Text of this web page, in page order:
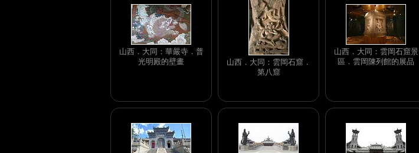
山西．大同：華嚴寺．普
光明殿的壁畫
山西．大同：雲岡石窟．
第八窟
山西．大同：雲岡石窟景
區．雲岡陳列館的展品